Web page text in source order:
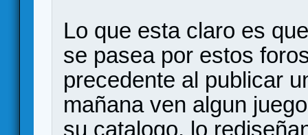
Lo que esta claro es
se pasea por estos
precedente al publicar
mañana ven algun
su catalogo, lo